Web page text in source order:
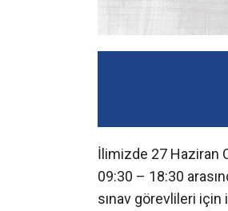
İlimizde 27 Haziran
09:30 – 18:30
sınav görevlileri